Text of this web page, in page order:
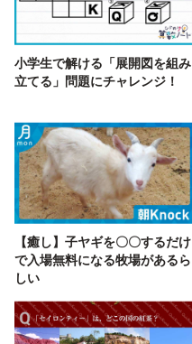
小学生で解ける「展開図を組み
立てる」問題にチャレンジ！
【癒し】子ヤギを〇〇するだけ
で入場無料になる牧場があるら
しい